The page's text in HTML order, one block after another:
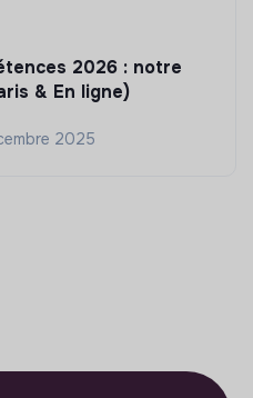
2026 : notre
& En ligne)
2025